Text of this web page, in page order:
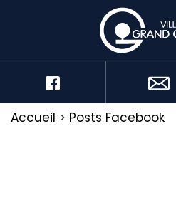
Accueil > Posts Facebook